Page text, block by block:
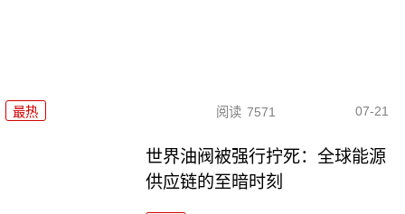
最热 阅读 7571 07-21
世界油阀被强行拧死：全球能源
供应链的至暗时刻